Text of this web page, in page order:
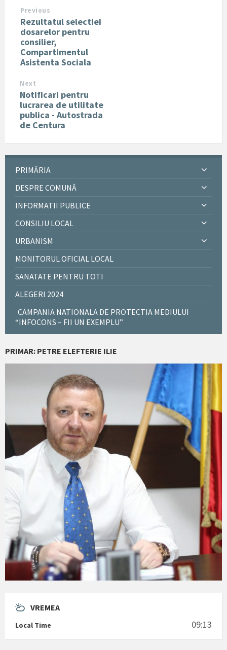
Previous
Rezultatul selectiei
dosarelor pentru
consilier,
Compartimentul
Asistenta Sociala
Next
Notificari pentru
lucrarea de utilitate
publica - Autostrada
de Centura
PRIMĂRIA
DESPRE COMUNĂ
INFORMATII PUBLICE
CONSILIU LOCAL
URBANISM
MONITORUL OFICIAL LOCAL
SANATATE PENTRU TOTI
ALEGERI 2024
CAMPANIA NATIONALA DE PROTECTIA MEDIULUI
“INFOCONS – FII UN EXEMPLU”
PRIMAR: PETRE ELEFTERIE ILIE
VREMEA
Local Time 09:13